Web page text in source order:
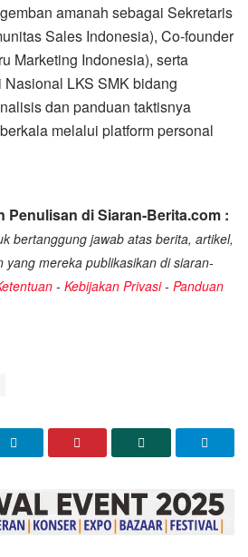
amanah sebagai Sekretaris
Sales Indonesia), Co-founder
Marketing Indonesia), serta
LKS SMK bidang
dan panduan taktisnya
melalui platform personal
Penulisan di Siaran-Berita.com :
bertanggung jawab atas berita, artikel,
yang mereka publikasikan di siaran-
- Kebijakan Privasi- Panduan